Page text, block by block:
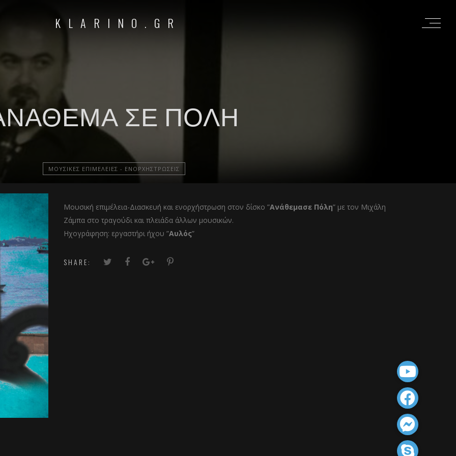
KLARINO.GR
ΣΕ ΠΌΛΗ
ΜΟΥΣΙΚΈΣ ΕΠΙΜΈΛΕΙΕΣ - ΕΝΟΡΧΗΣΤΡΏΣΕΙΣ
Μουσική επιμέλεια-Διασκευή και ενορχήστρωση στον δίσκο ”Ανάθεμασε Πόλη” με τον Μιχάλη
Ζάμπα στο τραγούδι και πλειάδα άλλων μουσικών.
Ηχογράφηση: εργαστήρι ήχου ”Αυλός”
SHARE: